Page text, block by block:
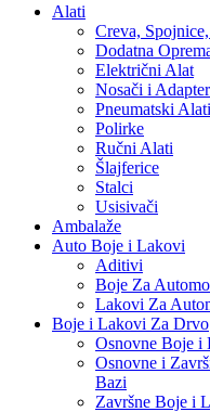
Alati
Creva,
Dodatna
Električni Alat
Nosači i
Pneumatski Alati
Polirke
Ručni Alati
Šlajferice
Stalci
Usisivači
Ambalaže
Auto Boje i Lakovi
Aditivi
Boje Za
Lakovi Za
Boje i Lakovi Za Drvo
Osnovne Boje
Osnovne i
Bazi
Završne Boje i